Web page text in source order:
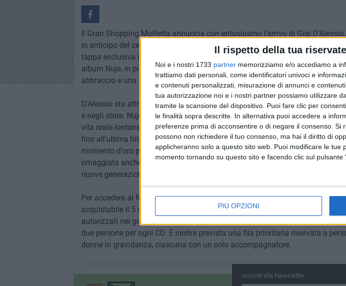
Il rispetto della tua
Noi e i nostri 1733 partner memorizziamo e/o accediamo a
trattiamo dati personali, come identificatori univoci e
e contenuti personalizzati, misurazione di annunci e
tua autorizzazione noi e i nostri partner possiamo utilizzare
tramite la scansione del dispositivo. Puoi fare clic per
le finalità sopra descritte. In alternativa puoi accedere a
preferenze prima di acconsentire o di negare il consenso. Si
possono non richiedere il tuo consenso, ma hai il diritto di
applicheranno solo a questo sito web. Puoi modificare le tue
momento tornando su questo sito e facendo clic sul pulsante
PIÙ OPZIONI
Il Gran Shopping Molfetta annuncia con entusiasmo l'arrivo di Gigi
in anticipo del centro commerciale di Molfetta per i tantissimi fan di D'Alessio
tappa esclusiva in Puglia nel pomeriggio di venerdì 5 dicembre del tour
album Nuje, in piazza Ottagono a partire dalle ore 18 per autografare il cd e
abbraccio e una foto.
D'Alessio sta attraversando l'Italia per presentare i 13 brani usciti il 28
e negli store. Nuje racchiude brani che attraversano le sfumature più
vita reale lontane dai social come "Rosa e lacrime", "Cattiveria e gelosia" e
fino all'ultima hit "Diamanti e Oro" con la partecipazione straordinaria di
momento d'oro per l'interprete che ha custodito con ostinazione l'uso della
omaggiata anche dalla critica, che viaggia grazie ai social e crea un forte
nuove generazioni.
Per accedere al firmacopie sarà necessario essere in possesso
acquistabile il 5 dicembre presso il desk dedicato in galleria oppure negli
autorizzati nei giorni precedenti. L'ingresso all'area dell'evento sarà
due persone per ogni CD. È inoltre prevista una fila prioritaria riservata a
donne in gravidanza, ciascuna con un solo accompagnatore.
Iscriviti alla Newsletter